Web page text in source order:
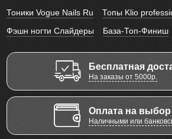
Тоники Vogue Nails Ru
Топы Klio
Фэшн ногти Слайдеры
База-Топ-Финиш
Бесплатная
На заказы от 5000р.
Оплата на выбор
Наличными или